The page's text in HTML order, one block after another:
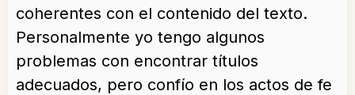
coherentes con el contenido del texto.
Personalmente yo tengo algunos
problemas con encontrar títulos
adecuados, pero confío en los actos de fe